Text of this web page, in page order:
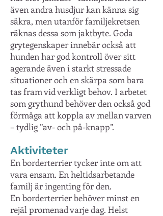
även andra husdjur kan känna sig
säkra, men utanför familjekretsen
räknas dessa som jaktbyte. Goda
grytegenskaper innebär också att
hunden har god kontroll över sitt
agerande även i starkt stressade
situationer och en skärpa som bara
tas fram vid verkligt behov. I arbetet
som grythund behöver den också god
förmåga att koppla av mellan varven
– tydlig ”av- och på-knapp”.
Aktiviteter
En borderterrier tycker inte om att
vara ensam. En heltidsarbetande
familj är ingenting för den.
En borderterrier behöver minst en
rejäl promenad varje dag. Helst